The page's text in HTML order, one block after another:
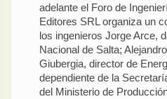
adelante el Foro de
Editores SRL organiza un
los ingenieros Jorge Arce,
Nacional de Salta;
Giubergia, director de
dependiente de la
del Ministerio de